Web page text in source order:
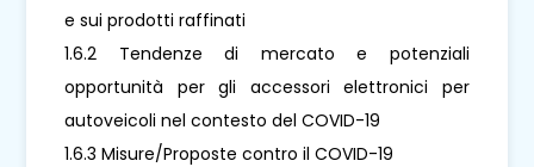
e sui prodotti raffinati
1.6.2 Tendenze di mercato e potenziali
opportunità per gli accessori elettronici per
autoveicoli nel contesto del COVID-19
1.6.3 Misure/Proposte contro il COVID-19